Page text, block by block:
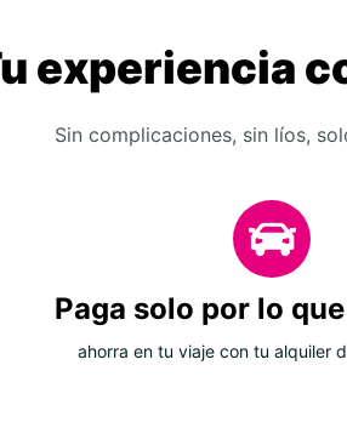
experiencia
Sin complicaciones, sin líos,
Paga solo por lo
ahorra en tu viaje con tu alquiler